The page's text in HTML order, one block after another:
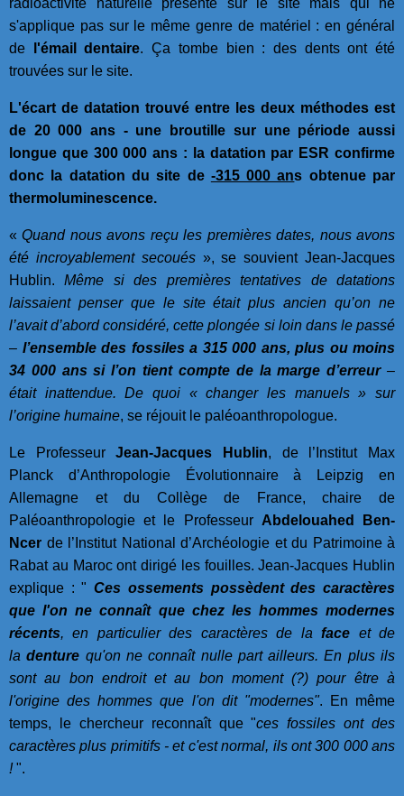
s'applique pas sur le même genre de matériel : en général
de
l'émail dentaire. Ça tombe bien : des dents ont été
trouvées sur le site.
L'écart de datation trouvé entre les deux méthodes est
de 20 000 ans - une broutille sur une période aussi
longue que 300 000 ans : la datation par ESR confirme
donc la datation du site de -315 000 ans obtenue par
thermoluminescence.
«Quand nous avons reçu les premières dates, nous avons
été incroyablement secoués», se souvient Jean-Jacques
Hublin.Même si des premières tentatives de datations
laissaient penser que le site était plus ancien qu’on ne
l’avait d’abord considéré, cette plongée si loin dans le passé
– l’ensemble des fossiles a 315 000 ans, plus ou moins
34 000 ans si l’on tient compte de la marge d’erreur–
était inattendue. De quoi « changer les manuels » sur
l’origine humaine, se réjouit le paléoanthropologue.
Le ProfesseurJean-Jacques Hublin, de l’Institut Max
Planck d’Anthropologie Évolutionnaire à Leipzig en
Allemagne et du Collège de France, chaire de
Paléoanthropologie et le Professeur Abdelouahed Ben-
Ncer de l’Institut National d’Archéologie et du Patrimoine à
Rabat au Maroc ont dirigé les fouilles. Jean-Jacques Hublin
explique : "Ces ossements possèdent des caractères
que l'on ne connaît que chez les hommes modernes
récents, en particulier des caractères de laface et de
ladenture qu'on ne connaît nulle part ailleurs. En plus ils
sont au bon endroit et au bon moment (?) pour être à
l'origine des hommes que l'on dit "modernes". En même
temps, le chercheur reconnaît que "ces fossiles ont des
caractères plus primitifs - et c'est normal, ils ont 300 000 ans
!".